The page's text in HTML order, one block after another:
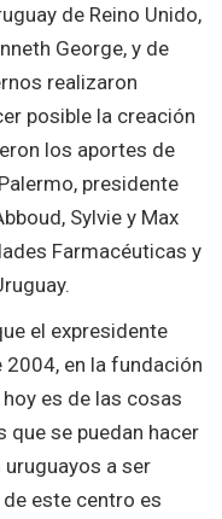
de Reino Unido,
George, y de
realizaron
posible la creación
los aportes de
presidente
Sylvie y Max
Farmacéuticas y
el expresidente
en la fundación
es de las cosas
se puedan hacer
uruguayos a ser
este centro es